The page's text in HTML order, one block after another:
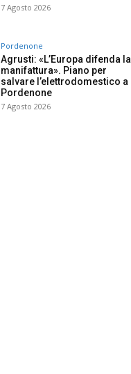
7 Agosto 2026
Pordenone
Agrusti: «L’Europa difenda la
manifattura». Piano per
salvare l’elettrodomestico a
Pordenone
7 Agosto 2026